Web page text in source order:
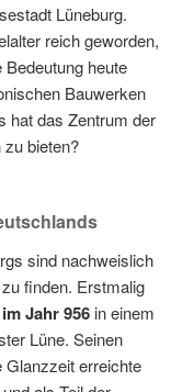
Lüneburg.
reich geworden,
heute
Bauwerken
hat das Zentrum der
zu bieten?
sind nachweislich
finden. Erstmalig
Jahr 956 in einem
Lüne. Seinen
Glanzzeit erreichte